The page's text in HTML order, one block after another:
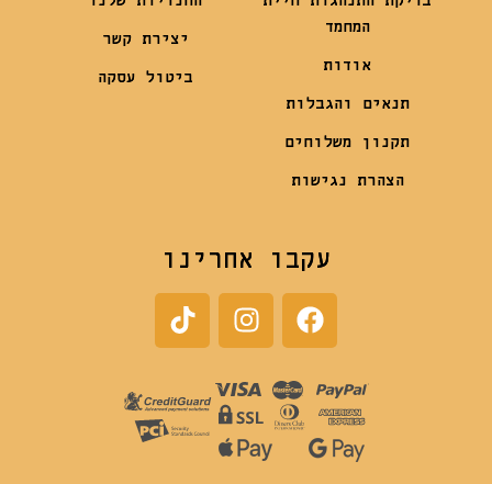
המחמד
אודות
תנאים והגבלות
תקנון משלוחים
הצהרת נגישות
יצירת קשר
ביטול עסקה
עקבו אחרינו